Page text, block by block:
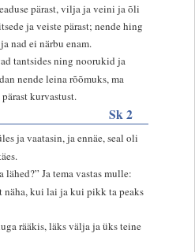
pärast, vilja ja veini ja õli
ja veiste pärast; nende hing
nad ei närbu enam.
tantsides ning noorukid ja
nende leina rõõmuks, ma
kurvastust.
Sk 2
ja vaatasin, ja ennäe, seal oli
lähed?” Ja tema vastas mulle:
näha, kui lai ja kui pikk ta peaks
rääkis, läks välja ja üks teine